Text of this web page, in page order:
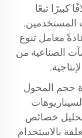
كبيرًا تبعًا
المستخدمين.
معامل تنوع
المنشآت الصناعية من
حجم المحول
تحليل خصائص
بالاستخدام